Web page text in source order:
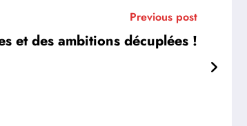
Previous post
et des ambitions décuplées !